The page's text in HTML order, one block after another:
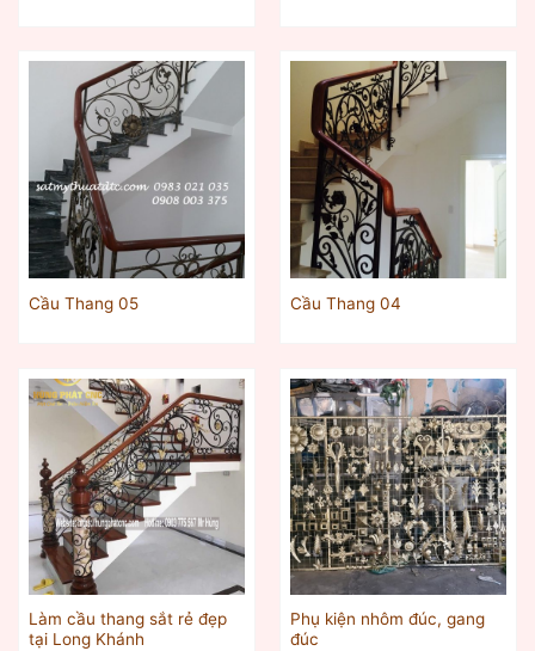
Cầu Thang 05 Cầu Thang 04
Làm cầu thang sắt rẻ đẹp
tại Long Khánh
Phụ kiện nhôm đúc, gang
đúc